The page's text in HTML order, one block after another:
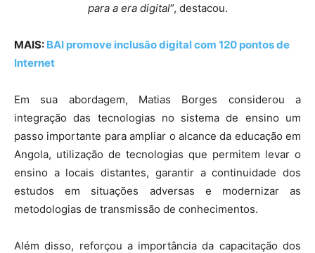
para a era digital”, destacou.
MAIS: BAI promove inclusão digital com 120 pontos de
Internet
Em sua abordagem, Matias Borges considerou a
integração das tecnologias no sistema de ensino um
passo importante para ampliar o alcance da educação em
Angola, utilização de tecnologias que permitem levar o
ensino a locais distantes, garantir a continuidade dos
estudos em situações adversas e modernizar as
metodologias de transmissão de conhecimentos.
Além disso, reforçou a importância da capacitação dos